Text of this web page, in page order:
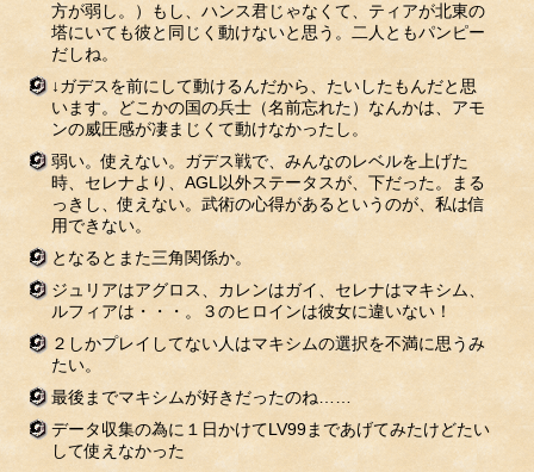
方が弱し。）もし、ハンス君じゃなくて、ティアが北東の
塔にいても彼と同じく動けないと思う。二人ともパンピー
だしね。
↓ガデスを前にして動けるんだから、たいしたもんだと思
います。どこかの国の兵士（名前忘れた）なんかは、アモ
ンの威圧感が凄まじくて動けなかったし。
弱い。使えない。ガデス戦で、みんなのレベルを上げた
時、セレナより、AGL以外ステータスが、下だった。まる
っきし、使えない。武術の心得があるというのが、私は信
用できない。
となるとまた三角関係か。
ジュリアはアグロス、カレンはガイ、セレナはマキシム、
ルフィアは・・・。３のヒロインは彼女に違いない！
２しかプレイしてない人はマキシムの選択を不満に思うみ
たい。
最後までマキシムが好きだったのね……
データ収集の為に１日かけてLV99まであげてみたけどたい
して使えなかった